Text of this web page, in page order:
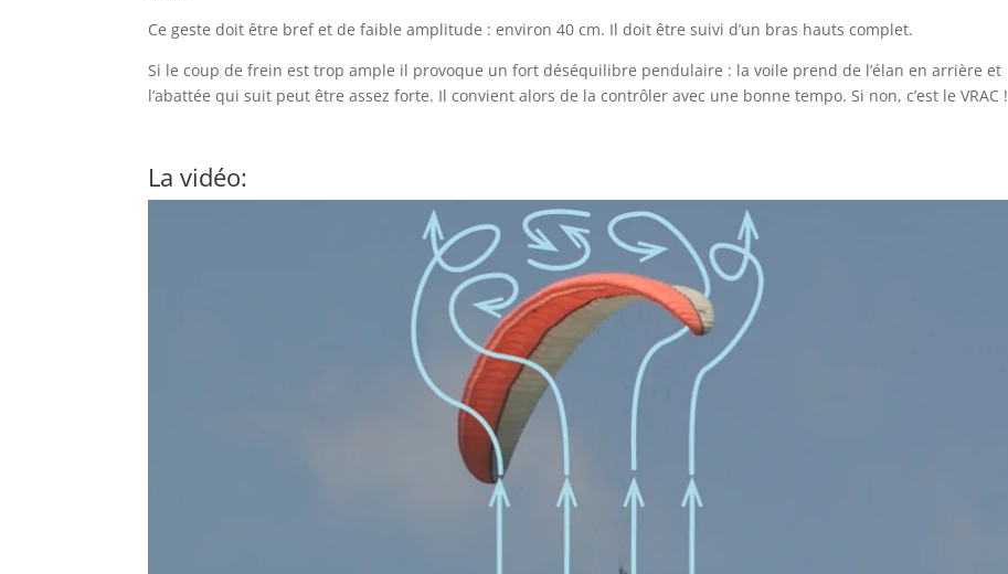
Ce geste doit être bref et de faible amplitude : environ 40 cm. Il doit être suivi d’un bras hauts complet.
Si le coup de frein est trop ample il provoque un fort déséquilibre pendulaire : la voile prend de l’élan en arrière et
l’abattée qui suit peut être assez forte. Il convient alors de la contrôler avec une bonne tempo. Si non, c’est le VRAC !
La vidéo: